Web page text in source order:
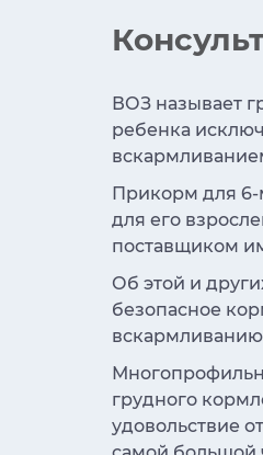
ВОЗ называет
ребенка
Прикорм для 6-
для его
поставщиком
Об этой и
безопасное
грудного
удовольствие